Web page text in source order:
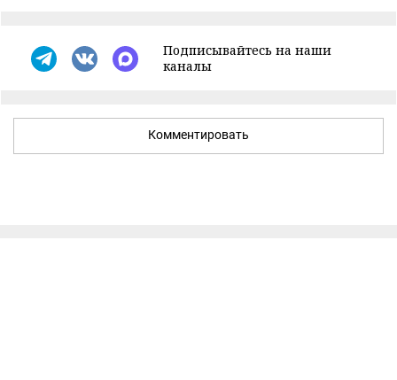
Подписывайтесь на наши
каналы
Комментировать